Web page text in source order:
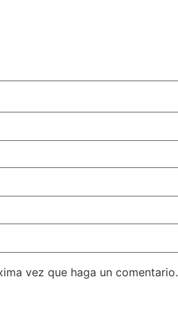
vez que haga un comentario.